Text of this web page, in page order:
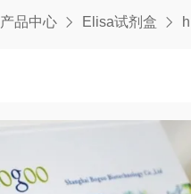
产品中心 Elisa试剂盒